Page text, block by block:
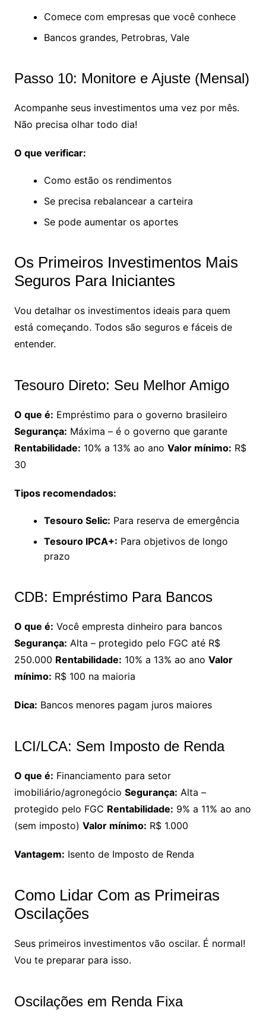
Comece com empresas que você conhece
Bancos grandes, Petrobras, Vale
Passo 10: Monitore e Ajuste (Mensal)
Acompanhe seus investimentos uma vez por mês.
Não precisa olhar todo dia!
O que verificar:
Como estão os rendimentos
Se precisa rebalancear a carteira
Se pode aumentar os aportes
Os Primeiros Investimentos Mais
Seguros Para Iniciantes
Vou detalhar os investimentos ideais para quem
está começando. Todos são seguros e fáceis de
entender.
Tesouro Direto: Seu Melhor Amigo
O que é: Empréstimo para o governo brasileiro
Segurança: Máxima – é o governo que garante
Rentabilidade: 10% a 13% ao ano Valor mínimo: R$
30
Tipos recomendados:
Tesouro Selic: Para reserva de emergência
Tesouro IPCA+: Para objetivos de longo
prazo
CDB: Empréstimo Para Bancos
O que é: Você empresta dinheiro para bancos
Segurança: Alta – protegido pelo FGC até R$
250.000 Rentabilidade: 10% a 13% ao ano Valor
mínimo: R$ 100 na maioria
Dica: Bancos menores pagam juros maiores
LCI/LCA: Sem Imposto de Renda
O que é: Financiamento para setor
imobiliário/agronegócio Segurança: Alta –
protegido pelo FGC Rentabilidade: 9% a 11% ao ano
(sem imposto) Valor mínimo: R$ 1.000
Vantagem: Isento de Imposto de Renda
Como Lidar Com as Primeiras
Oscilações
Seus primeiros investimentos vão oscilar. É normal!
Vou te preparar para isso.
Oscilações em Renda Fixa